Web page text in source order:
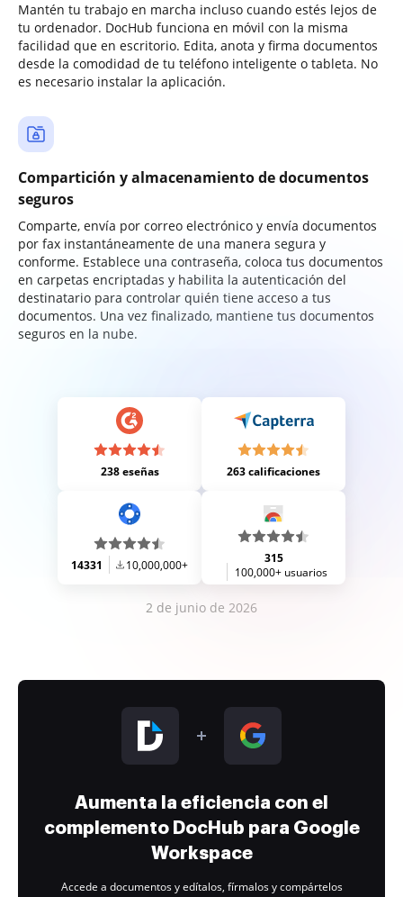
Mantén tu trabajo en marcha incluso cuando estés lejos de
tu ordenador. DocHub funciona en móvil con la misma
facilidad que en escritorio. Edita, anota y firma documentos
desde la comodidad de tu teléfono inteligente o tableta. No
es necesario instalar la aplicación.
Compartición y almacenamiento de documentos
seguros
Comparte, envía por correo electrónico y envía documentos
por fax instantáneamente de una manera segura y
conforme. Establece una contraseña, coloca tus documentos
en carpetas encriptadas y habilita la autenticación del
destinatario para controlar quién tiene acceso a tus
documentos. Una vez finalizado, mantiene tus documentos
seguros en la nube.
238 eseñas 263 calificaciones
14331 10,000,000+
315
100,000+ usuarios
2 de junio de 2026
Aumenta la eficiencia con el
complemento DocHub para Google
Workspace
Accede a documentos y edítalos, fírmalos y compártelos